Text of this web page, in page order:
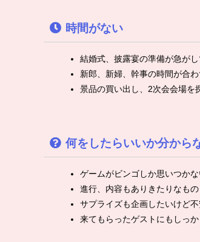
時間がない
結婚式、披露宴の準備が急が
新郎、新婦、幹事の時間が合
景品の買い出し、2次会会場を
何をしたらいいか分から
ゲームがビンゴしか思いつか
進行、内容もありきたりなも
サプライズも企画したいけど不
来てもらったゲストにもしっ